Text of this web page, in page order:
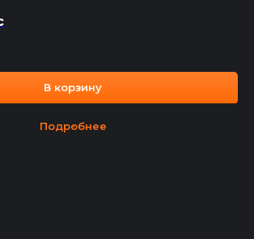
В корзину
Подробнее